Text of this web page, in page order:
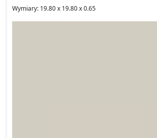
Wymiary: 19.80 x 19.80 x 0.65